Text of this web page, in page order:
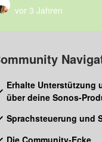
vor 3 Jahren
Erhalte Unterstützung
über deine Sonos-
Sprachsteuerung und
Die Community-Ecke